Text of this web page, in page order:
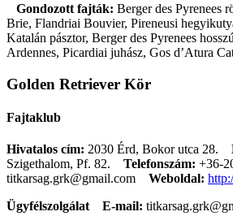
Gondozott fajták: Berger des Pyrenees
Brie, Flandriai Bouvier, Pireneusi
Katalán pásztor, Berger des Pyrenees
Ardennes, Picardiai juhász, Gos d’Atura
Golden Retriever Kör
Fajtaklub
Hivatalos cím: 2030 Érd, Bokor utca 28.
Szigethalom, Pf. 82.
Telefonszám: +36-
titkarsag.grk@gmail.com
Weboldal:
Ügyfélszolgálat
E-mail: